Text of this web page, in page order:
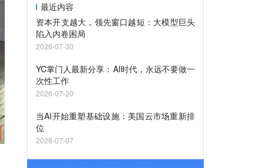
最近内容
资本开支越大，领先窗口越短：大模型巨头
陷入内卷困局
2026-07-30
YC掌门人最新分享：AI时代，永远不要做一
次性工作
2026-07-20
当AI开始重塑基础设施：美国云市场重新排
位
2026-07-07